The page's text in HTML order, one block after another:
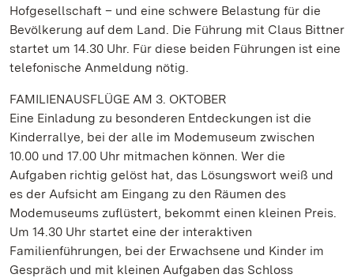
Hofgesellschaft – und eine schwere Belastung für die
Bevölkerung auf dem Land. Die Führung mit Claus Bittner
startet um 14.30 Uhr. Für diese beiden Führungen ist eine
telefonische Anmeldung nötig.
FAMILIENAUSFLÜGE AM 3. OKTOBER
Eine Einladung zu besonderen Entdeckungen ist die
Kinderrallye, bei der alle im Modemuseum zwischen
10.00 und 17.00 Uhr mitmachen können. Wer die
Aufgaben richtig gelöst hat, das Lösungswort weiß und
es der Aufsicht am Eingang zu den Räumen des
Modemuseums zuflüstert, bekommt einen kleinen Preis.
Um 14.30 Uhr startet eine der interaktiven
Familienführungen, bei der Erwachsene und Kinder im
Gespräch und mit kleinen Aufgaben das Schloss